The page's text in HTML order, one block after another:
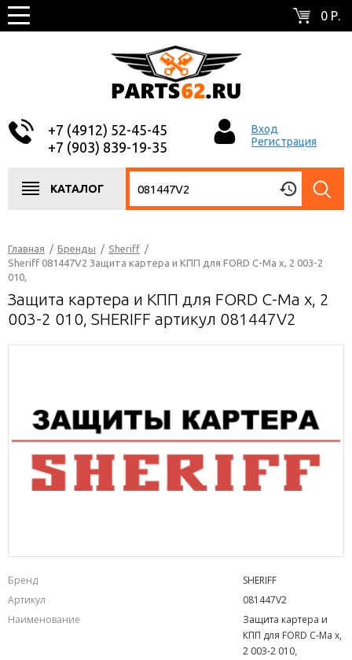
0 Р.
+7 (4912) 52-45-45
+7 (903) 839-19-35
Вход
Регистрация
КАТАЛОГ
Главная / Бренды / Sheriff /
Sheriff 081447V2 Защита картера и КПП для FORD C-Ma x, 2 003-2
010,
Защита картера и КПП для FORD C-Ma x, 2
003-2 010, SHERIFF артикул 081447V2
Бренд
SHERIFF
Артикул
081447V2
Наименование
Защита картера и
КПП для FORD C-Ma x,
2 003-2 010,